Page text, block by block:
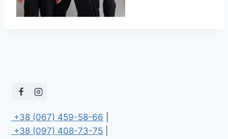
+38 (067) 459-58-66
+38 (097) 408-73-75